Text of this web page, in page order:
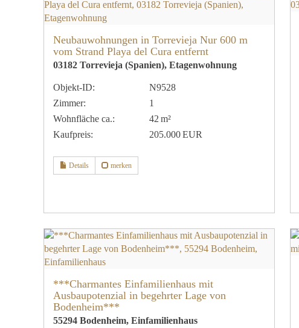
Neubauwohnungen in Torrevieja Nur 600 m
vom Strand Playa del Cura entfernt
03182 Torrevieja (Spanien), Etagenwohnung
Objekt-ID:
N9528
Zimmer:
1
Wohnfläche ca.:
42 m²
Kaufpreis:
205.000 EUR
Details merken
***Charmantes Einfamilienhaus mit
Ausbaupotenzial in begehrter Lage von
Bodenheim***
55294 Bodenheim, Einfamilienhaus